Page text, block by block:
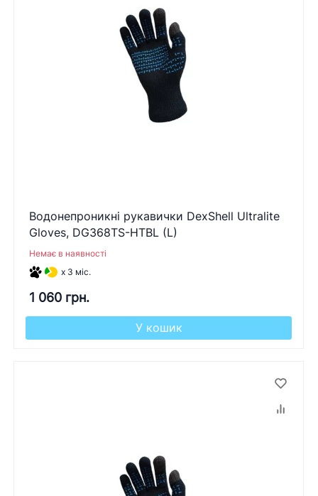
Водонепроникні рукавички DexShell Ultralite
Gloves, DG368TS-HTBL (L)
Немає в наявності
x 3 міс.
1 060 грн.
У кошик